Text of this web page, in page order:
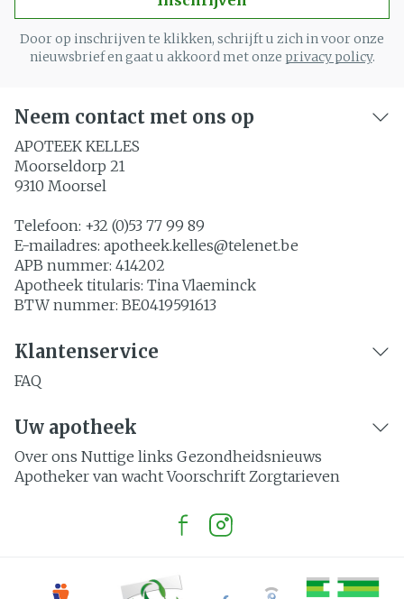
Door op inschrijven te klikken, schrijft u zich in voor onze
nieuwsbrief en gaat u akkoord met onze privacy policy.
Neem contact met ons op
APOTEEK KELLES
Moorseldorp 21
9310 Moorsel
Telefoon: +32 (0)53 77 99 89
E-mailadres: apotheek.kelles@telenet.be
APB nummer: 414202
Apotheek titularis: Tina Vlaeminck
BTW nummer: BE0419591613
Klantenservice
FAQ
Uw apotheek
Over ons Nuttige links Gezondheidsnieuws
Apotheker van wacht Voorschrift Zorgtarieven